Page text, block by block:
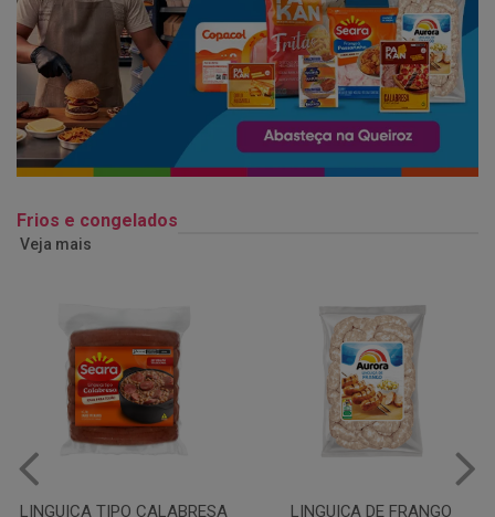
Frios e congelados
Veja mais
LINGUIÇA DE FRANGO QUEIJO MUSSARELA